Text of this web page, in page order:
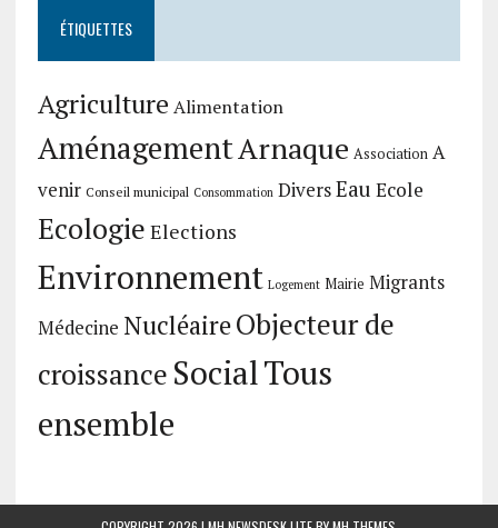
ÉTIQUETTES
Agriculture Alimentation
AménagementArnaque Association A
venir Conseil municipal Consommation DiversEau Ecole
Ecologie Elections
Environnement Logement Mairie Migrants
Médecine NucléaireObjecteur de
croissance SocialTous
ensemble